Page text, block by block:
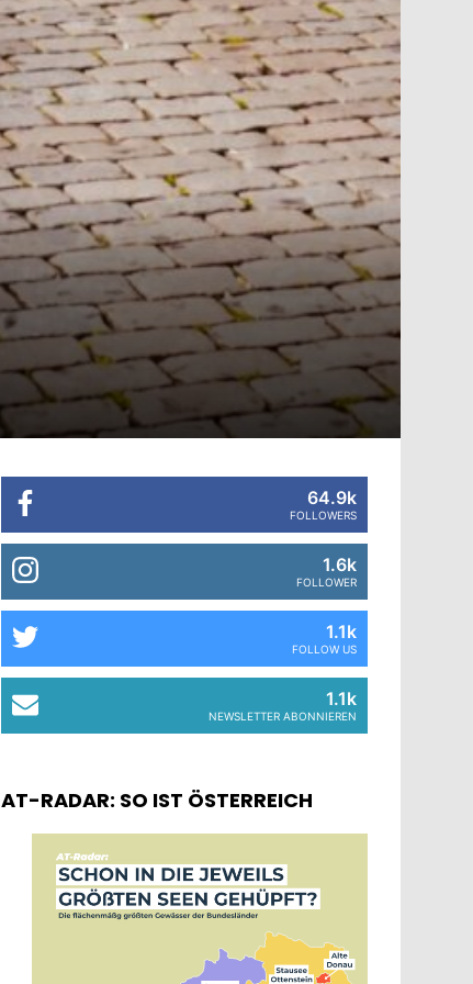
64.9k
FOLLOWERS
1.6k
FOLLOWER
1.1k
FOLLOW US
1.1k
NEWSLETTER ABONNIEREN
AT-RADAR: SO IST ÖSTERREICH